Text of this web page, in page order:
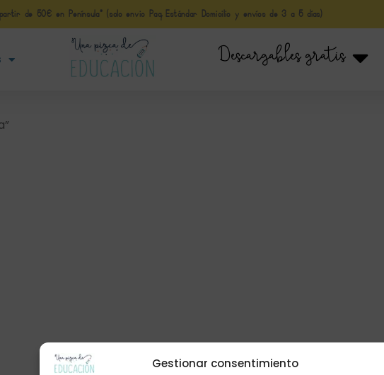
Gestionar consentimiento
de 50€ en Península* (solo envio Paq Estándar Domicilio y envíos de 3 a 5 días)
Descargables gratis